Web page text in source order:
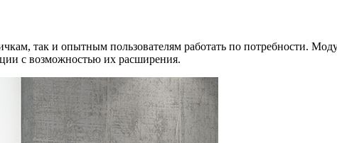
так и опытным пользователям работать по потребности.
с возможностью их расширения.